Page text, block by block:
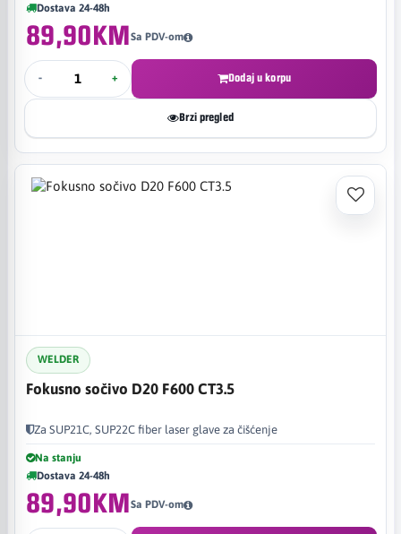
Dostava 24-48h
89,90KMSa PDV-om
- + Dodaj u korpu
Brzi pregled
WELDER
Fokusno sočivo D20 F600 CT3.5
Za SUP21C, SUP22C fiber laser glave za čišćenje
Na stanju
Dostava 24-48h
89,90KMSa PDV-om